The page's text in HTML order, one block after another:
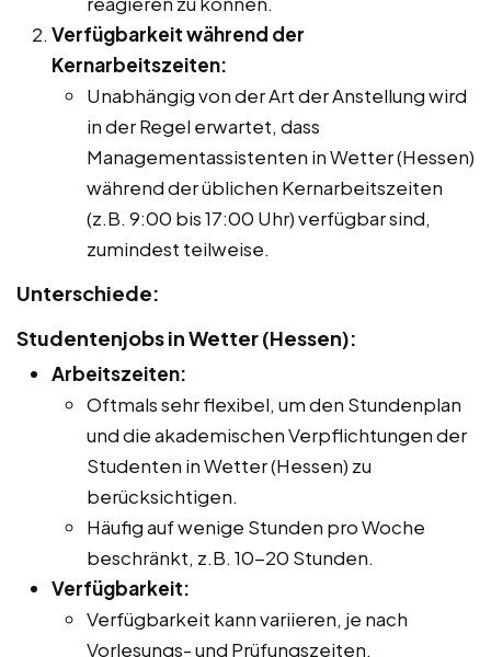
Verfügbarkeit während der
Kernarbeitszeiten:
Unabhängig von der Art der Anstellung wird
in der Regel erwartet, dass
Managementassistenten in Wetter (Hessen)
während der üblichen Kernarbeitszeiten
(z.B. 9:00 bis 17:00 Uhr) verfügbar sind,
zumindest teilweise.
Unterschiede:
Studentenjobs in Wetter (Hessen):
Arbeitszeiten:
Oftmals sehr flexibel, um den Stundenplan
und die akademischen Verpflichtungen der
Studenten in Wetter (Hessen) zu
berücksichtigen.
Häufig auf wenige Stunden pro Woche
beschränkt, z.B. 10-20 Stunden.
Verfügbarkeit:
Verfügbarkeit kann variieren, je nach
Vorlesungs- und Prüfungszeiten.